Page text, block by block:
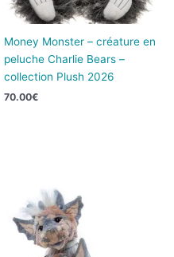
Money Monster – créature en
peluche Charlie Bears –
collection Plush 2026
70.00€